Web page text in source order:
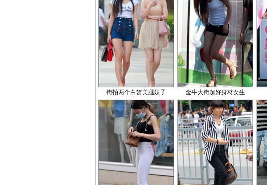
街拍两个白皙美腿妹子 金牛大街超好身材女生